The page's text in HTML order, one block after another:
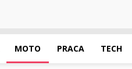
MOTO PRACA TECH